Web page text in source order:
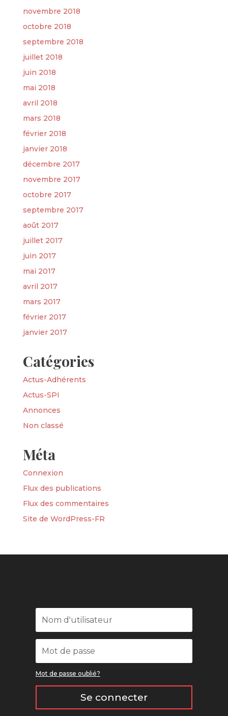
novembre 2018
octobre 2018
septembre 2018
juillet 2018
juin 2018
mai 2018
avril 2018
mars 2018
février 2018
janvier 2018
décembre 2017
novembre 2017
octobre 2017
septembre 2017
août 2017
juillet 2017
juin 2017
mai 2017
avril 2017
mars 2017
février 2017
janvier 2017
Catégories
Actus-Adhérents
Actus-SPI
Annonces
Non classé
Méta
Connexion
Flux des publications
Flux des commentaires
Site de WordPress-FR
Mot de passe oublié?
Se connecter